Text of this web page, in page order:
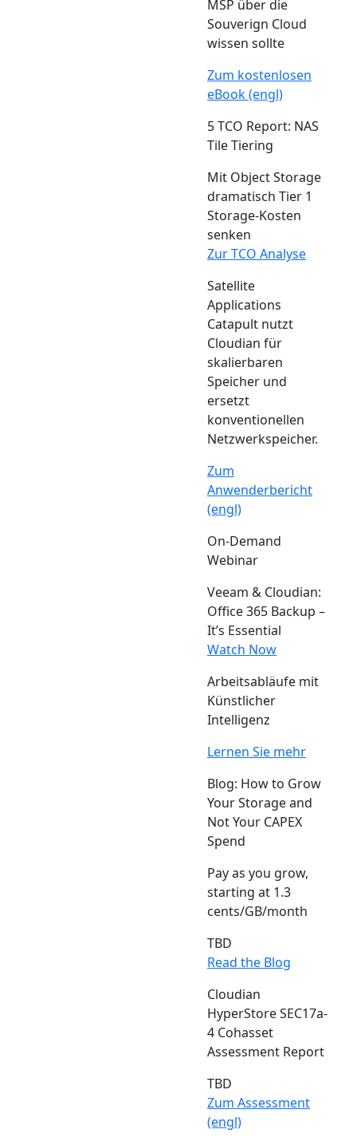
MSP über die
Souverign Cloud
wissen sollte
Zum kostenlosen
eBook (engl)
5 TCO Report: NAS
Tile Tiering
Mit Object Storage
dramatisch Tier 1
Storage-Kosten
senken
Zur TCO Analyse
Satellite
Applications
Catapult nutzt
Cloudian für
skalierbaren
Speicher und
ersetzt
konventionellen
Netzwerkspeicher.
Zum
Anwenderbericht
(engl)
On-Demand
Webinar
Veeam & Cloudian:
Office 365 Backup –
It’s Essential
Watch Now
Arbeitsabläufe mit
Künstlicher
Intelligenz
Lernen Sie mehr
Blog: How to Grow
Your Storage and
Not Your CAPEX
Spend
Pay as you grow,
starting at 1.3
cents/GB/month
TBD
Read the Blog
Cloudian
HyperStore SEC17a-
4 Cohasset
Assessment Report
TBD
Zum Assessment
(engl)